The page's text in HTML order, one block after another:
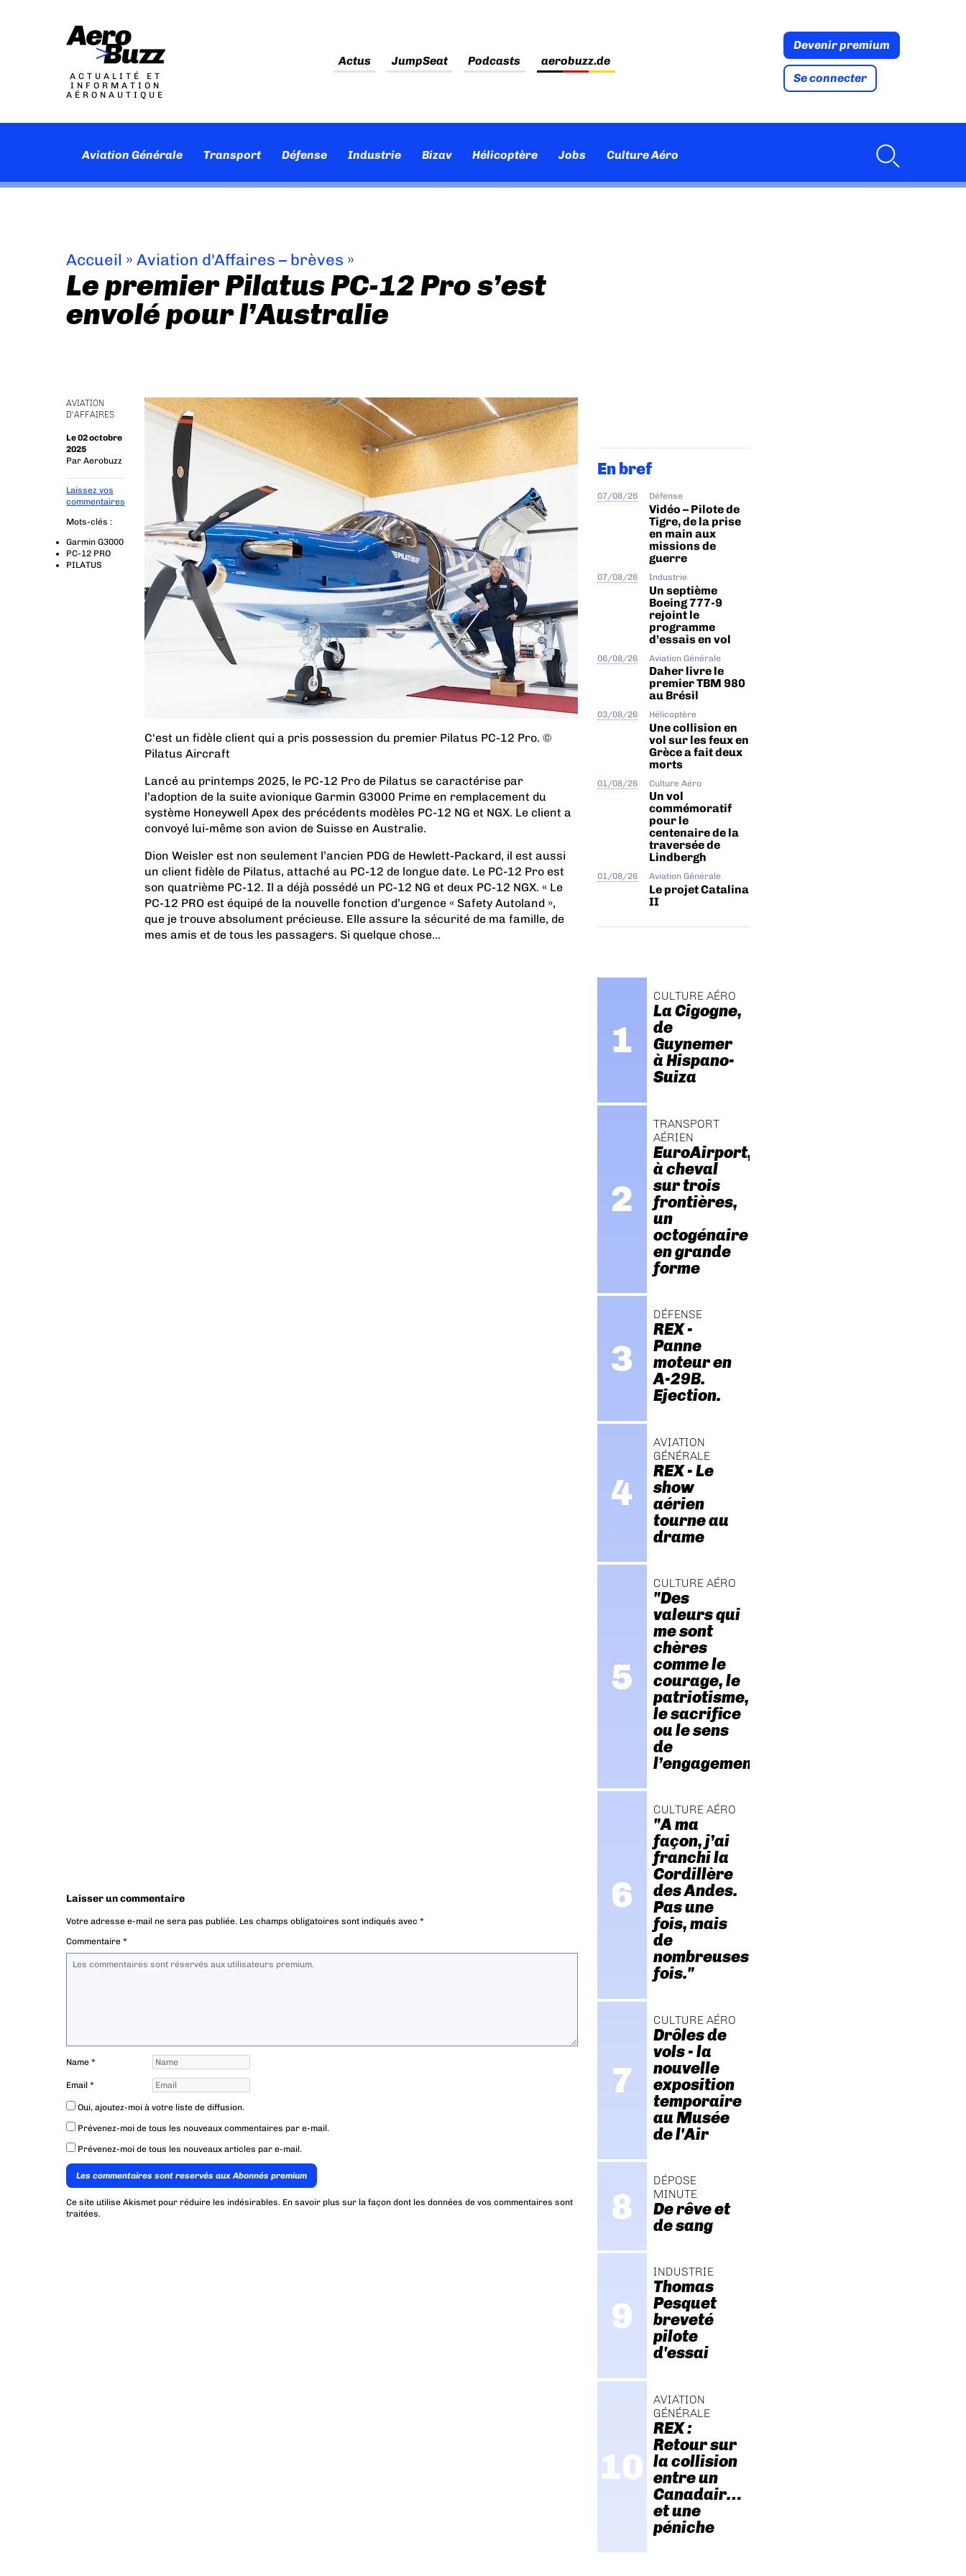
ACTUALITÉ ET
INFORMATION
AÉRONAUTIQUE
Actus JumpSeat Podcasts aerobuzz.de
Devenir premium
Se connecter
Aviation Générale Transport Défense Industrie Bizav Hélicoptère Jobs Culture Aéro
Accueil » Aviation d'Affaires – brèves »
Le premier Pilatus PC-12 Pro s’est
envolé pour l’Australie
AVIATION
D'AFFAIRES
Le 02 octobre
2025
Par Aerobuzz
Laissez vos
commentaires
Mots-clés :
Garmin G3000
PC-12 PRO
PILATUS
C'est un fidèle client qui a pris possession du premier Pilatus PC-12 Pro. ©
Pilatus Aircraft
Lancé au printemps 2025, le PC-12 Pro de Pilatus se caractérise par
l’adoption de la suite avionique Garmin G3000 Prime en remplacement du
système Honeywell Apex des précédents modèles PC-12 NG et NGX. Le client a
convoyé lui-même son avion de Suisse en Australie.
Dion Weisler est non seulement l’ancien PDG de Hewlett-Packard, il est aussi
un client fidèle de Pilatus, attaché au PC-12 de longue date. Le PC-12 Pro est
son quatrième PC-12. Il a déjà possédé un PC-12 NG et deux PC-12 NGX. « Le
PC-12 PRO est équipé de la nouvelle fonction d’urgence « Safety Autoland »,
que je trouve absolument précieuse. Elle assure la sécurité de ma famille, de
mes amis et de tous les passagers. Si quelque chose...
Laisser un commentaire
Votre adresse e-mail ne sera pas publiée. Les champs obligatoires sont indiqués avec *
Commentaire *
Name *
Email *
Oui, ajoutez-moi à votre liste de diffusion.
Prévenez-moi de tous les nouveaux commentaires par e-mail.
Prévenez-moi de tous les nouveaux articles par e-mail.
Les commentaires sont reservés aux Abonnés premium
Ce site utilise Akismet pour réduire les indésirables. En savoir plus sur la façon dont les données de vos commentaires sont
traitées.
En bref
07/08/26 Défense
Vidéo – Pilote de
Tigre, de la prise
en main aux
missions de
guerre
07/08/26 Industrie
Un septième
Boeing 777-9
rejoint le
programme
d’essais en vol
06/08/26 Aviation Générale
Daher livre le
premier TBM 980
au Brésil
03/08/26 Hélicoptère
Une collision en
vol sur les feux en
Grèce a fait deux
morts
01/08/26 Culture Aéro
Un vol
commémoratif
pour le
centenaire de la
traversée de
Lindbergh
01/08/26 Aviation Générale
Le projet Catalina
II
CULTURE AÉRO
La Cigogne,
de
Guynemer
à Hispano-
Suiza
TRANSPORT
AÉRIEN
EuroAirport,
à cheval
sur trois
frontières,
un
octogénaire
en grande
forme
DÉFENSE
REX -
Panne
moteur en
A-29B.
Ejection.
AVIATION
GÉNÉRALE
REX - Le
show
aérien
tourne au
drame
CULTURE AÉRO
"Des
valeurs qui
me sont
chères
comme le
courage, le
patriotisme,
le sacrifice
ou le sens
de
l’engagement."
CULTURE AÉRO
"A ma
façon, j’ai
franchi la
Cordillère
des Andes.
Pas une
fois, mais
de
nombreuses
fois."
CULTURE AÉRO
Drôles de
vols - la
nouvelle
exposition
temporaire
au Musée
de l'Air
DÉPOSE
MINUTE
De rêve et
de sang
INDUSTRIE
Thomas
Pesquet
breveté
pilote
d'essai
AVIATION
GÉNÉRALE
REX :
Retour sur
la collision
entre un
Canadair…
et une
péniche